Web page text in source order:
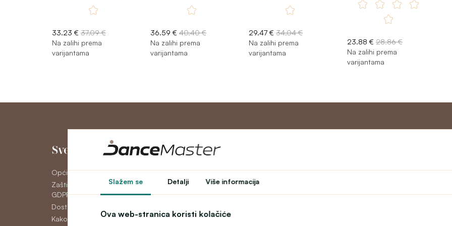
Slažem se Detalji Više informacija
Ova web-stranica koristi kolačiće
33.23 € 37.09 €
Na zalihi prema
varijantama
36.59 € 40.40 €
Na zalihi prema
varijantama
29.47 € 34.04 €
Na zalihi prema
varijantama
23.88 € 28.86 €
Na zalihi prema
varijantama
Sve o kupnji
Opći uvjeti poslovanja
Zaštita osobnih podataka
GDPR
Dostava
Kako platiti
Moj račun
Moj račun
Povijest narudžbi
Newsletter
Kazalište
Program za učitelje
Kontakt